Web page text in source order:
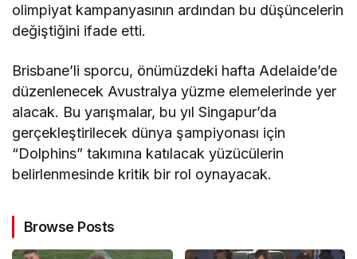
olimpiyat kampanyasının ardından bu düşüncelerin
değiştiğini ifade etti.
Brisbane’li sporcu, önümüzdeki hafta Adelaide’de
düzenlenecek Avustralya yüzme elemelerinde yer
alacak. Bu yarışmalar, bu yıl Singapur’da
gerçekleştirilecek dünya şampiyonası için
“Dolphins” takımına katılacak yüzücülerin
belirlenmesinde kritik bir rol oynayacak.
Browse Posts